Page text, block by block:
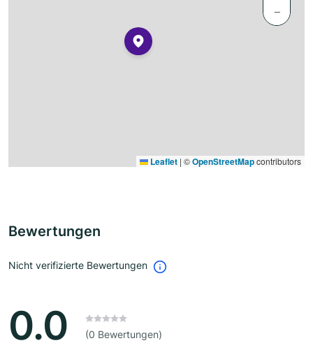
−
Leaflet | ©OpenStreetMapcontributors
Bewertungen
Nicht verifizierte Bewertungen
0.0 (0 Bewertungen)